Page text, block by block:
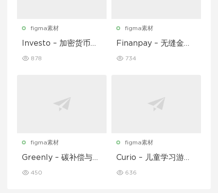
figma素材
Investo – 加密货币应
878
figma素材
Finanpay – 无缝金融
734
figma素材
Greenly – 碳补偿与废
I 套件
450
figma素材
Curio – 儿童学习游戏
636